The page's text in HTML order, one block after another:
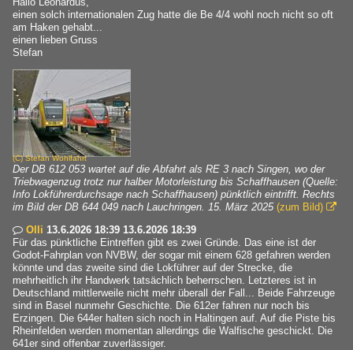
einen solch internationalen Zug hatte die Be 4/4 wohl noch nicht so oft
am Haken gehabt...
einen lieben Gruss
Stefan
(C)Stefan Wohlfahrt
Der DB 612 053 wartet auf die Abfahrt als RE 3 nach Singen, wo der
Triebwagenzug trotz nur halber Motorleistung bis Schaffhausen (Quelle:
Info Lokführerdurchsage nach Schaffhausen) pünktlich eintrifft. Rechts
im Bild der DB 644 049 nach Lauchringen. 15. März 2025 (zum Bild) 
 Olli 13.6.2026 18:39 13.6.2026 18:39
Für das pünktliche Eintreffen gibt es zwei Gründe. Das eine ist der
Godot-Fahrplan von NVBW, der sogar mit einem 628 gefahren werden
könnte und das zweite sind die Lokführer auf der Strecke, die
mehrheitlich ihr Handwerk tatsächlich beherrschen. Letzteres ist in
Deutschland mittlerweile nicht mehr überall der Fall... Beide Fahrzeuge
sind in Basel nunmehr Geschichte. Die 612er fahren nur noch bis
Erzingen. Die 644er halten sich noch in Haltingen auf. Auf die Piste bis
Rheinfelden werden momentan allerdings die Walfische geschickt. Die
641er sind offenbar zuverlässiger.